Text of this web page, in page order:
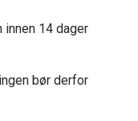
innen 14 dager
bør derfor